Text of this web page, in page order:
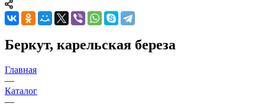
Беркут, карельская береза
Главная
—
Каталог
—